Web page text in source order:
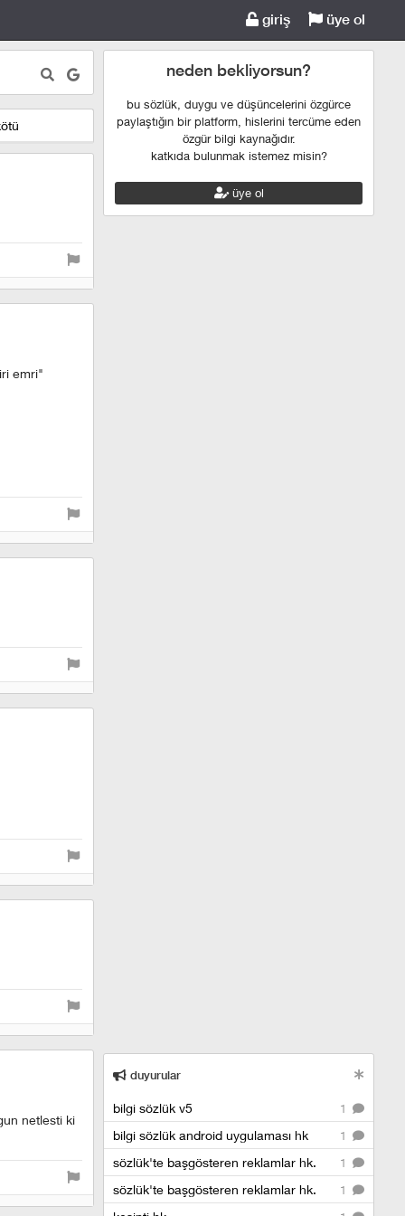
giriş üye ol
emri"
netlesti ki
neden bekliyorsun?
bu sözlük, duygu ve düşüncelerini özgürce
paylaştığın bir platform, hislerini tercüme eden
özgür bilgi kaynağıdır.
katkıda bulunmak istemez misin?
üye ol
duyurular
1
bilgi sözlük v5
1
bilgi sözlük android uygulaması hk
1
sözlük'te başgösteren reklamlar hk.
1
sözlük'te başgösteren reklamlar hk.